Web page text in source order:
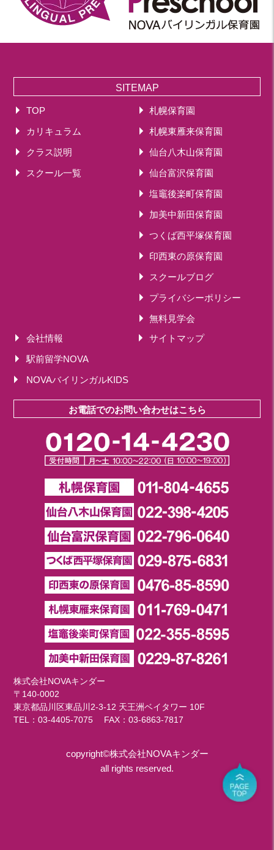
2019年 12月(20)
2019年 11月(20)
2019年 10月(21)
2019年 08月(20)
2019年 07月(22)
2019年 06月(20)
2019年 05月(19)
2019年 04月(5)
2018年 06月(21)
2018年 05月(11)
SITEMAP
TOP
カリキュラム
クラス説明
スクール一覧
札幌保育園
札幌東雁来保育園
仙台八木山保育園
仙台富沢保育園
塩竈後楽町保育園
加美中新田保育園
つくば西平塚保育園
印西東の原保育園
スクールブログ
プライバシーポリシー
無料見学会
会社情報
サイトマップ
駅前留学NOVA
NOVAバイリンガルKIDS
お電話でのお問い合わせはこちら
株式会社NOVAキンダー
〒140-0002
東京都品川区東品川2-3-12 天王洲ベイタワー 10F
TEL：03-4405-7075 FAX：03-6863-7817
copyright©株式会社NOVAキンダー
all rights reserved.